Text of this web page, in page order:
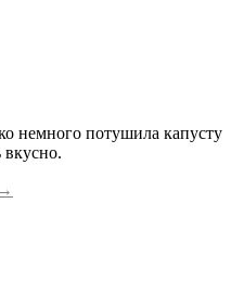
немного потушила капусту